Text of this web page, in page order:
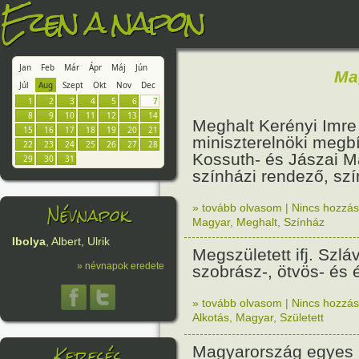
Ezen a napon
Jan Feb Már Ápr Máj
Jún
Júl
Aug Szept Okt Nov
Dec
1
2 3 4 5 6
7
8
9 10 11 12 13
14
15
16 17 18 19 20
21
22
23 24 25 26 27
28
29
30 31
Névnapok
Ibolya, Albert, Ulrik
» névnapok eredete
Meghalt Kerényi Imre
miniszterelnöki
Kossuth- és Jászai
színházi rendező,
» tovább olvasom | Nincs
Magyar, Meghalt Színház
Megszületett ifj.
szobrász-, ötvös- és
» tovább olvasom | Nincs
Alkotás Magyar, Született
Magyarország egyes